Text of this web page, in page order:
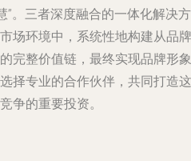
”。三者深度融合的一体化解决方
场环境中，系统性地构建从品牌
完整价值链，最终实现品牌形象
择专业的合作伙伴，共同打造这
争的重要投资。